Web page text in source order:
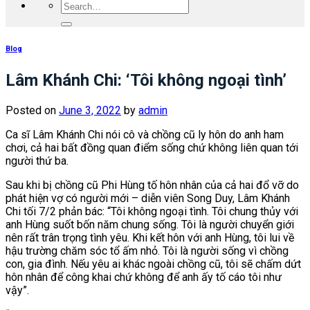
Blog
Lâm Khánh Chi: ‘Tôi không ngoại tình’
Posted on June 3, 2022 by admin
Ca sĩ Lâm Khánh Chi nói cô và chồng cũ ly hôn do anh ham
chơi, cả hai bất đồng quan điểm sống chứ không liên quan tới
người thứ ba.
Sau khi bị chồng cũ Phi Hùng tố hôn nhân của cả hai đổ vỡ do
phát hiện vợ có người mới – diễn viên Song Duy, Lâm Khánh
Chi tối 7/2 phản bác: “Tôi không ngoại tình. Tôi chung thủy với
anh Hùng suốt bốn năm chung sống. Tôi là người chuyển giới
nên rất trân trọng tình yêu. Khi kết hôn với anh Hùng, tôi lui về
hậu trường chăm sóc tổ ấm nhỏ. Tôi là người sống vì chồng
con, gia đình. Nếu yêu ai khác ngoài chồng cũ, tôi sẽ chấm dứt
hôn nhân để công khai chứ không để anh ấy tố cáo tôi như
vậy”.